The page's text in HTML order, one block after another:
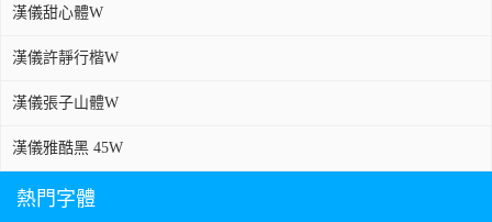
漢儀甜心體W
漢儀許靜行楷W
漢儀張子山體W
漢儀雅酷黑 45W
熱門字體